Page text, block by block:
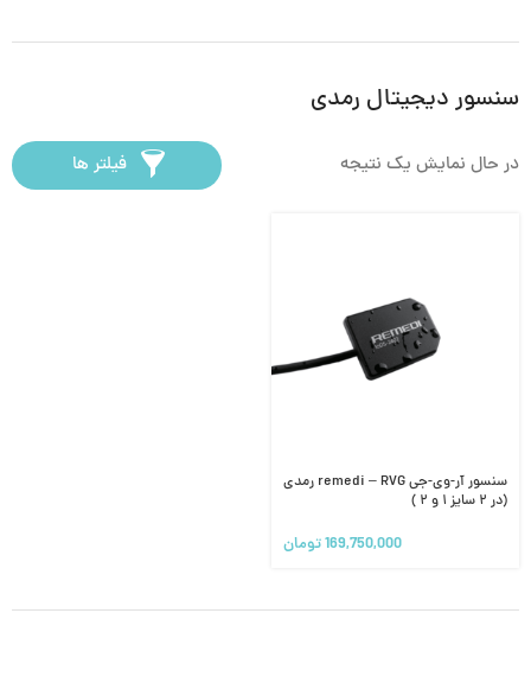
سنسور دیجیتال رمدی
در حال نمایش یک نتیجه فیلتر ها
سنسور آر-وی-جی remedi – RVG رمدی
(در ۲ سایز ۱ و ۲ )
169,750,000تومان